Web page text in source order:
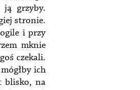
ją grzyby.
stronie.
i przy
mknie
czekali.
ich
blisko, na